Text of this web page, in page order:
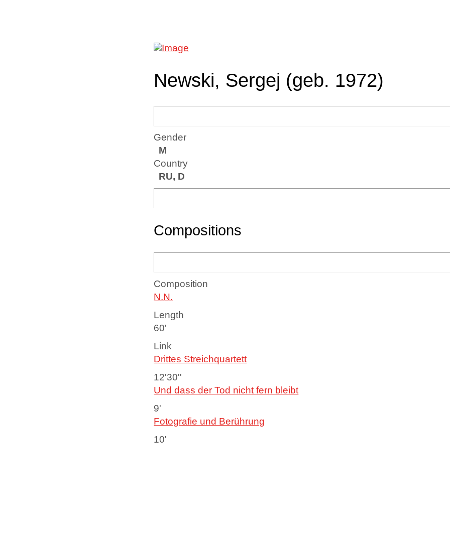
Newski, Sergej (geb. 1972)
Gender
M
Country
RU, D
Compositions
Composition
N.N.
Length
60'
Link
Drittes Streichquartett
12'30''
Und dass der Tod nicht fern bleibt
9'
Fotografie und Berührung
10'